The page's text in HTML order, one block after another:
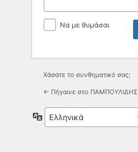
Να με θυμάσαι
Χάσατε το συνθηματικό σας;
← Πήγαινε στο ΠΑΜΠΟΥΛΙΔΗΣ
Γλώσσα